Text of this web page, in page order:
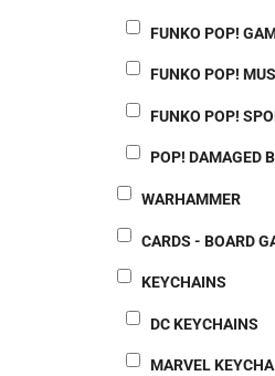
FUNKO POP!
FUNKO POP!
FUNKO POP!
POP! DAMAGED
WARHAMMER
CARDS - BOARD
KEYCHAINS
DC KEYCHAINS
MARVEL